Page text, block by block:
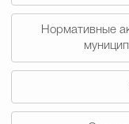
Нормативные